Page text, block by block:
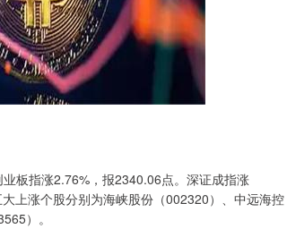
板指涨2.76%，报2340.06点。深证成指涨
上涨个股分别为海峡股份（002320）、中远海控
）。